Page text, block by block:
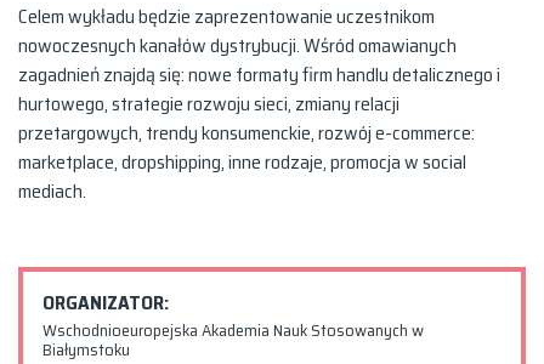
Celem wykładu będzie zaprezentowanie uczestnikom
nowoczesnych kanałów dystrybucji. Wśród omawianych
zagadnień znajdą się: nowe formaty firm handlu detalicznego i
hurtowego, strategie rozwoju sieci, zmiany relacji
przetargowych, trendy konsumenckie, rozwój e-commerce:
marketplace, dropshipping, inne rodzaje, promocja w social
mediach.
ORGANIZATOR:
Wschodnioeuropejska Akademia Nauk Stosowanych w
Białymstoku